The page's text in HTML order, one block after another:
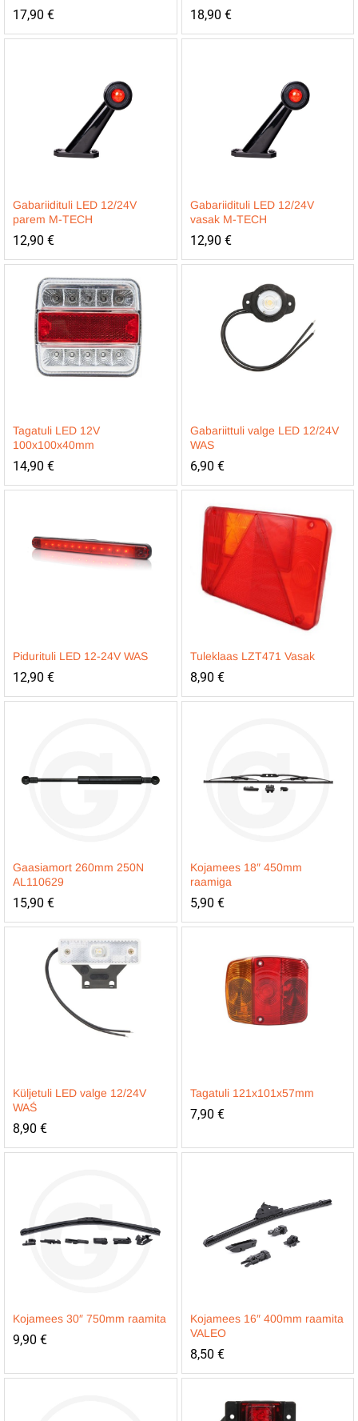
17,90 € 18,90 €
Gabariidituli LED 12/24V
parem M-TECH
12,90 €
Gabariidituli LED 12/24V
vasak M-TECH
12,90 €
Tagatuli LED 12V
100x100x40mm
14,90 €
Gabariittuli valge LED 12/24V
WAS
6,90 €
Pidurituli LED 12-24V WAS
12,90 €
Tuleklaas LZT471 Vasak
8,90 €
Gaasiamort 260mm 250N
AL110629
15,90 €
Kojamees 18″ 450mm
raamiga
5,90 €
Küljetuli LED valge 12/24V
WAŚ
8,90 €
Tagatuli 121x101x57mm
7,90 €
Kojamees 30″ 750mm raamita
9,90 €
Kojamees 16″ 400mm raamita
VALEO
8,50 €